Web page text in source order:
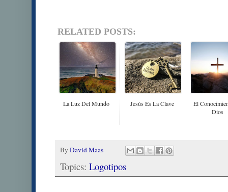
RELATED POSTS:
La Luz Del Mundo Jesús Es La Clave
El
Dios
By David Maas
Topics: Logotipos